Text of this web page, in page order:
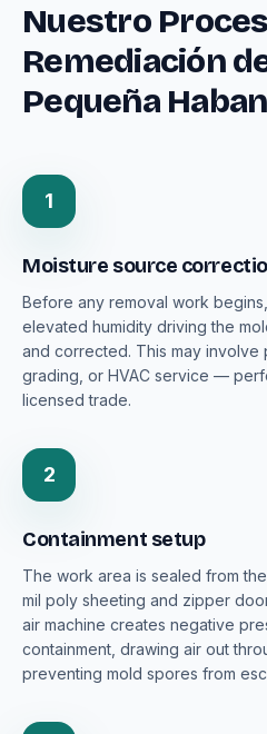
Nuestro
Remediación
Pequeña
1
Moisture source
Before any removal work
elevated humidity driving the
and corrected. This may involve
grading, or HVAC service —
licensed trade.
2
Containment setup
The work area is sealed from
mil poly sheeting and zipper
air machine creates negative
containment, drawing air out
preventing mold spores from